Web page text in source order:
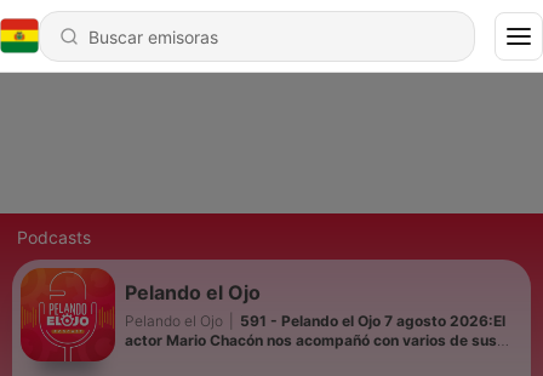
Podcasts
Pelando el Ojo
Pelando el Ojo
591 - Pelando el Ojo 7 agosto 2026:El
actor Mario Chacón nos acompañó con varios de sus